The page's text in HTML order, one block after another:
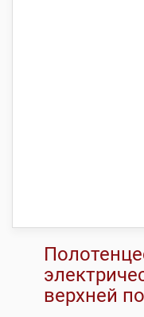
верхней